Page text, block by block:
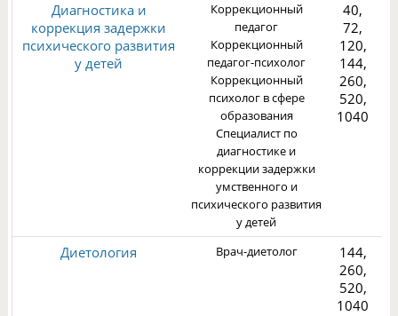
Диагностика и
коррекция задержки
психического развития
у детей
Коррекционный
педагог
Коррекционный
педагог-психолог
Коррекционный
психолог в сфере
образования
Специалист по
диагностике и
коррекции задержки
умственного и
психического развития
у детей
40,
72,
120,
144,
260,
520,
1040
Диетология Врач-диетолог
144,
260,
520,
1040